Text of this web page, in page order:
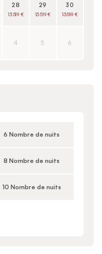
28
13 519 €
29
13 519 €
30
13 519 €
4 5 6
6 Nombre de nuits
8 Nombre de nuits
10 Nombre de nuits